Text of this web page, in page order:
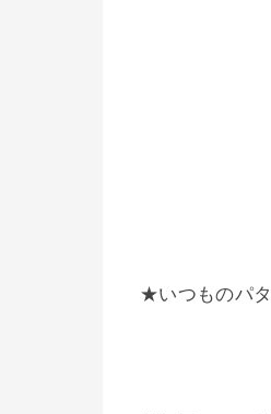
★いつものパ